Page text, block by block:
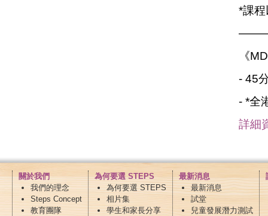
*課
《
- 45
- *全
詳細
關於我們
我們的理念
Steps Concept
教育團隊
為何要選 STEPS
為何要選 STEPS
相片集
學生和家長分享
最新消息
最新消息
試堂
兒童發展潛力測試